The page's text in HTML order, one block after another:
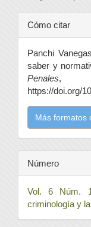
Detalles
del
artículo
Cómo citar
Panchi
saber y
Penales
https://doi.org/
Más formatos
Número
Vol. 6 Núm.
criminología y